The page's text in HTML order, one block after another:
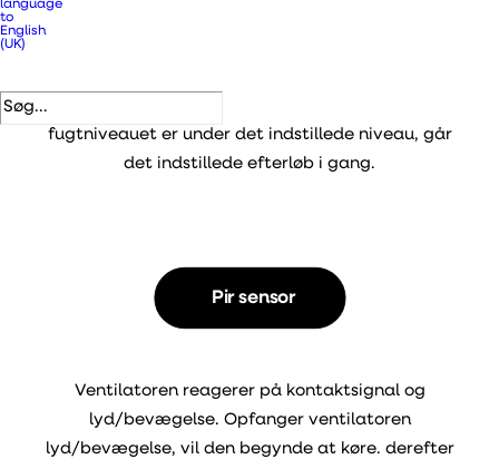
fugtniveauet er under det indstillede niveau, går
det indstillede efterløb i gang.
Pir sensor
Ventilatoren reagerer på kontaktsignal og
lyd/bevægelse. Opfanger ventilatoren
lyd/bevægelse, vil den begynde at køre. derefter